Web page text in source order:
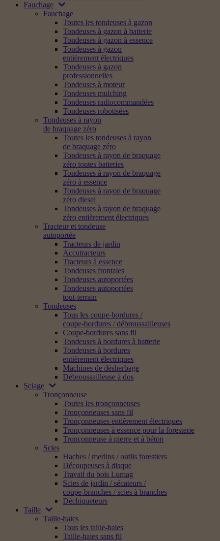
Fauchage
Fauchage
Toutes les tondeuses à gazon
Tondeuses à gazon à batterie
Tondeuses à gazon à essence
Tondeuses à gazon
entièrement électriques
Tondeuses à gazon
professionnelles
Tondeuses à moteur
Tondeuses mulching
Tondeuses radiocommandées
Tondeuses robotisées
Tondeuses à rayon
de braquage zéro
Toutes les tondeuses à rayon
de braquage zéro
Tondeuses à rayon de braquage
zéro toutes batteries
Tondeuses à rayon de braquage
zéro à essence
Tondeuses à rayon de braquage
zéro diesel
Tondeuses à rayon de braquage
zéro entièrement électriques
Tracteur et tondeuse
autoportée
Tracteurs de jardin
Accutracteurs
Tracteurs à essence
Tondeuses frontales
Tondeuses autoportées
Tondeuses autoportées
tout-terrain
Tondeuses
Tous les coupe-bordures /
coupe-bordures / débroussailleuses
Coupe-bordures sans fil
Tondeuses à bordures à batterie
Tondeuses à bordures
entièrement électriques
Machines de désherbage
Débroussailleuse à dos
Sciage
Tronçonneuse
Toutes les tronçonneuses
Tronçonneuses sans fil
Tronçonneuses entièrement électriques
Tronçonneuses à essence pour la foresterie
Tronçonneuse à pierre et à béton
Scies
Haches / merlins / outils forestiers
Découpeuses à disque
Travail du bois Lumag
Scies de jardin / sécateurs /
coupe-branches / scies à branches
Déchiqueteurs
Taille
Taille-haies
Tous les taille-haies
Taille-haies sans fil